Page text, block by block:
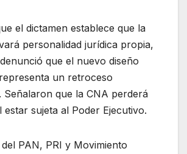
el dictamen establece que la
personalidad jurídica propia,
que el nuevo diseño
un retroceso
Señalaron que la CNA perderá
estar sujeta al Poder Ejecutivo.
PAN, PRI y Movimiento